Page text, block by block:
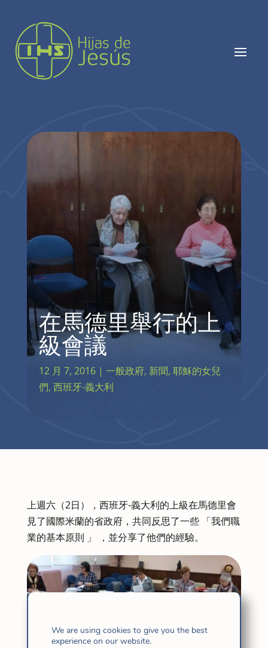
在馬德里舉行的上
級會議
12 月 7, 2016| 一般政府, 新聞, 耶穌的女兒
們, 西班牙-義大利
上週六（2日），西班牙-義大利的上級在馬德里會
見了國際米蘭的省政府，共同反思了一些 「我們職
業的基本原則 」 ，並分享了他們的經驗。
We are using cookies to give you the best
experience on our website.